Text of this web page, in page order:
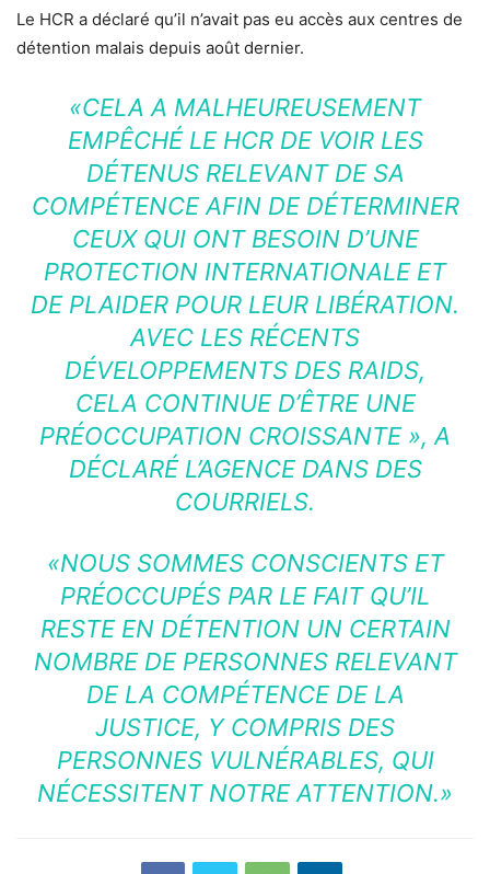
Le HCR a déclaré qu’il n’avait pas eu accès aux centres de
détention malais depuis août dernier.
«CELA A MALHEUREUSEMENT
EMPÊCHÉ LE HCR DE VOIR LES
DÉTENUS RELEVANT DE SA
COMPÉTENCE AFIN DE DÉTERMINER
CEUX QUI ONT BESOIN D’UNE
PROTECTION INTERNATIONALE ET
DE PLAIDER POUR LEUR LIBÉRATION.
AVEC LES RÉCENTS
DÉVELOPPEMENTS DES RAIDS,
CELA CONTINUE D’ÊTRE UNE
PRÉOCCUPATION CROISSANTE », A
DÉCLARÉ L’AGENCE DANS DES
COURRIELS.
«NOUS SOMMES CONSCIENTS ET
PRÉOCCUPÉS PAR LE FAIT QU’IL
RESTE EN DÉTENTION UN CERTAIN
NOMBRE DE PERSONNES RELEVANT
DE LA COMPÉTENCE DE LA
JUSTICE, Y COMPRIS DES
PERSONNES VULNÉRABLES, QUI
NÉCESSITENT NOTRE ATTENTION.»